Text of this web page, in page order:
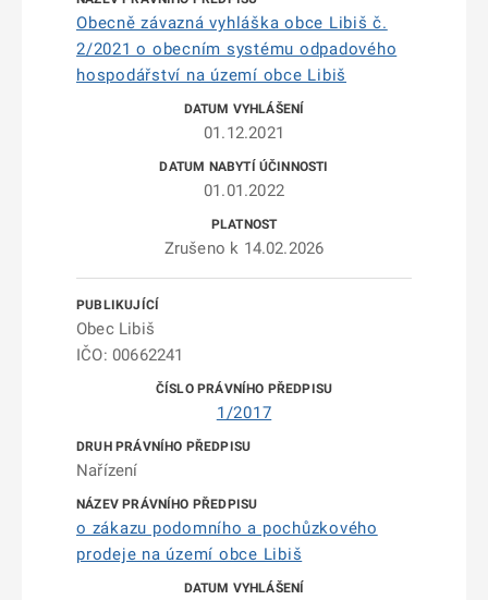
Obecně závazná vyhláška obce Libiš č.
2/2021 o obecním systému odpadového
hospodářství na území obce Libiš
01.12.2021
01.01.2022
Zrušeno k 14.02.2026
Obec Libiš
IČO: 00662241
1/2017
Nařízení
o zákazu podomního a pochůzkového
prodeje na území obce Libiš